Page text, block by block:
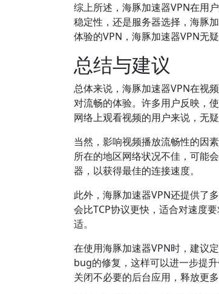
综上所述，海豚加速器VPN在用
稳定性，还是服务器选择，海豚
体验的VPN，海豚加速器VPN无
总结与建议
总体来说，海豚加速器VPN在视
对流畅的体验。许多用户反映，
网络上观看视频的用户来说，无
当然，影响视频播放流畅性的因
所在的地区网络状况不佳，可能
器，以获得最佳的连接速度。
此外，海豚加速器VPN还提供了
会比TCP协议更快，适合对速度
适。
在使用海豚加速器VPN时，建议
bug的修复，这样可以进一步提
关闭不必要的后台应用，释放更多